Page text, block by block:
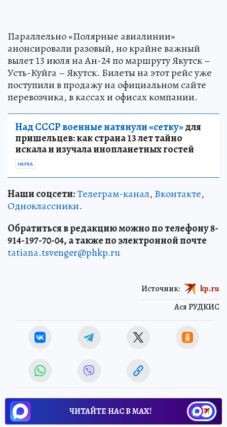
Параллельно «Полярные авиалинии»
анонсировали разовый, но крайне важный
вылет 13 июля на Ан-24 по маршруту Якутск –
Усть-Куйга – Якутск. Билеты на этот рейс уже
поступили в продажу на официальном сайте
перевозчика, в кассах и офисах компании.
Над СССР военные натянули «сетку»для
пришельцев: как страна 13 лет тайно
искала и изучала инопланетных гостей
НАУКА
Наши соцсети:Телеграм-канал, Вконтакте,
Одноклассники.
Обратиться в редакцию можно по телефону 8-
914-197-70-04, а также по электронной почте
tatiana.tsvenger@phkp.ru
Ася РУДКИС
Источник: kp.ru
ЧИТАЙТЕ НАС В МАХ!